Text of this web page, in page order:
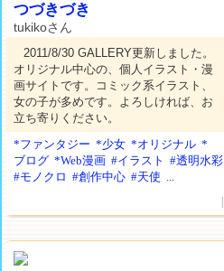
つづきづき
tukikoさん
2011/8/30 GALLERY更新しました。
オリジナル中心の、個人イラスト・漫
画サイトです。コミック系イラスト、
女の子が多めです。よろしければ、お
立ち寄りください。
*ファンタジー *少女 *オリジナル *
ブログ *Web漫画 #イラスト
#透明水彩
#モノクロ #創作中心 #天使 ...